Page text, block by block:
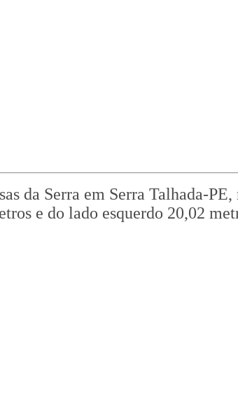
da Serra em Serra Talhada-
e do lado esquerdo 20,02